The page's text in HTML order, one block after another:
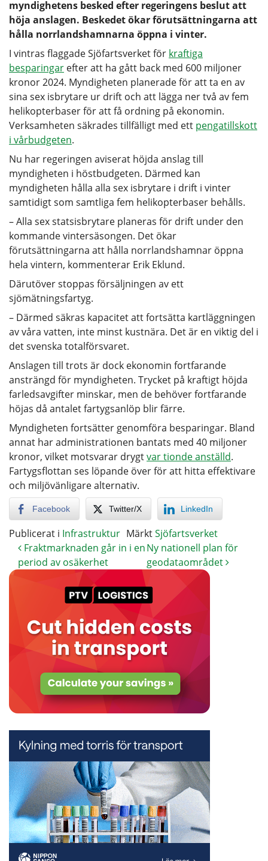
myndighetens besked efter regeringens beslut att
höja anslagen. Beskedet ökar förutsättningarna att
hålla norrlandshamnarna öppna i vinter.
I vintras flaggade Sjöfartsverket för kraftiga
besparingar efter att ha gått back med 600 miljoner
kronor 2024. Myndigheten planerade för att ta en av
sina sex isbrytare ur drift och att lägga ner två av fem
helikopterbaser för att få ordning på ekonomin.
Verksamheten säkrades tillfälligt med ett pengatillskott
i vårbudgeten.
Nu har regeringen aviserat höjda anslag till
myndigheten i höstbudgeten. Därmed kan
myndigheten hålla alla sex isbrytare i drift i vinter
samtidigt som samtliga fem helikopterbaser behålls.
– Alla sex statsisbrytare planeras för drift under den
kommande vintersäsongen. Det ökar
förutsättningarna att hålla norrlandshamnar öppna
hela vintern, kommenterar Erik Eklund.
Därutöver stoppas försäljningen av ett
sjömätningsfartyg.
– Därmed säkras kapacitet att fortsätta kartläggningen
av våra vatten, inte minst kustnära. Det är en viktig del i
det svenska totalförsvaret.
Anslagen till trots är dock ekonomin fortfarande
ansträngd för myndigheten. Trycket på kraftigt höjda
farledsavgifter minskar, men de behöver fortfarande
höjas då antalet fartygsanlöp blir färre.
Myndigheten fortsätter genomföra besparingar. Bland
annat har administrationen bantats med 40 miljoner
kronor, vilket motsvarar drygtvar tionde anställd.
Fartygsflottan ses löpande över för att hitta effektivare
och miljövänligare alternativ.
Facebook Twitter/X LinkedIn
Publicerat i Infrastruktur MärktSjöfartsverket
Fraktmarknaden går in i en
period av osäkerhet
Ny nationell plan för
geodataområdet